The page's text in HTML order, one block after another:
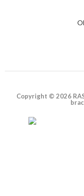
Copyright © 2026